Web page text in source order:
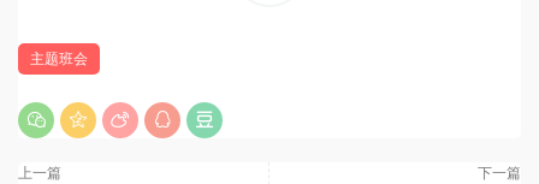
主题班会
上一篇 下一篇